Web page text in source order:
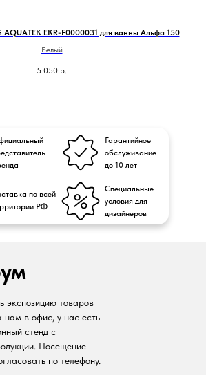
EKR-F0000031 для ванны Альфа 150
Белый
5 050 р.
по всей
РФ
Гарантийное
обслуживание
до 10 лет
Специальные
условия для
дизайнеров
экспозицию товаров
нам в офис, у нас есть
стенд с
Посещение
по телефону.